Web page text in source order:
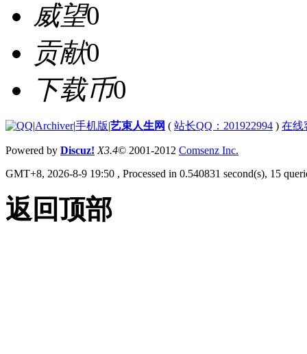
威望0
贡献0
下载币0
|Archiver|手机版|艺束人生网 ( 站长QQ：201922994 ) 在线
Powered by Discuz! X3.4© 2001-2012 Comsenz Inc.
GMT+8, 2026-8-9 19:50 , Processed in 0.540831 second(s), 15
返回顶部